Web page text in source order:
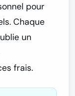
pour
Chaque
un
frais.